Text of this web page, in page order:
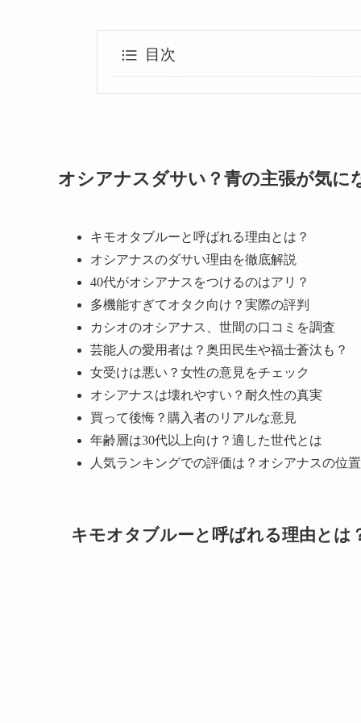
目次
オシアナスダサい？青の主張が気に
キモオタブルーと呼ばれる理由とは？
オシアナスのダサい理由を徹底解説
40代がオシアナスをつけるのはアリ？
多機能すぎてオタク向け？実際の評判
カシオのオシアナス、世間の口コミを調査
芸能人の愛用者は？奥田民生や福士蒼汰も？
女受けは悪い？女性の意見をチェック
オシアナスは壊れやすい？耐久性の真実
買って後悔？購入者のリアルな意見
年齢層は30代以上向け？適した世代とは
人気ランキングでの評価は？オシアナスの位
キモオタブルーと呼ばれる理由とは